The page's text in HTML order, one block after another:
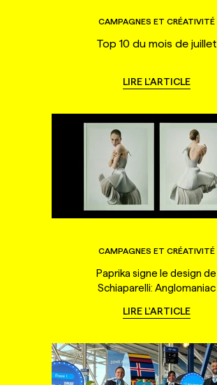
CAMPAGNES ET CRÉATIVITÉ
Top 10 du mois de juillet
LIRE L'ARTICLE
CAMPAGNES ET CRÉATIVITÉ
Paprika signe le design de
Schiaparelli: Anglomaniac
LIRE L'ARTICLE